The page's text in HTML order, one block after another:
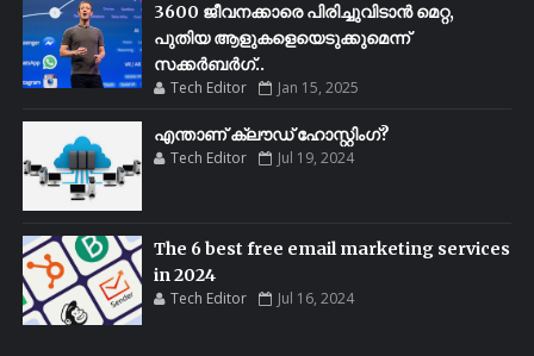
3600 ജീവനക്കാരെ പിരിച്ചുവിടാൻ മെറ്റ,
പുതിയ ആളുകളെയെടുക്കുമെന്ന്
സക്കർബർഗ്..
Tech Editor Jan 15, 2025
എന്താണ് ക്ലൗഡ് ഹോസ്റ്റിംഗ്?
Tech Editor Jul 19, 2024
The 6 best free email marketing services
in 2024
Tech Editor Jul 16, 2024